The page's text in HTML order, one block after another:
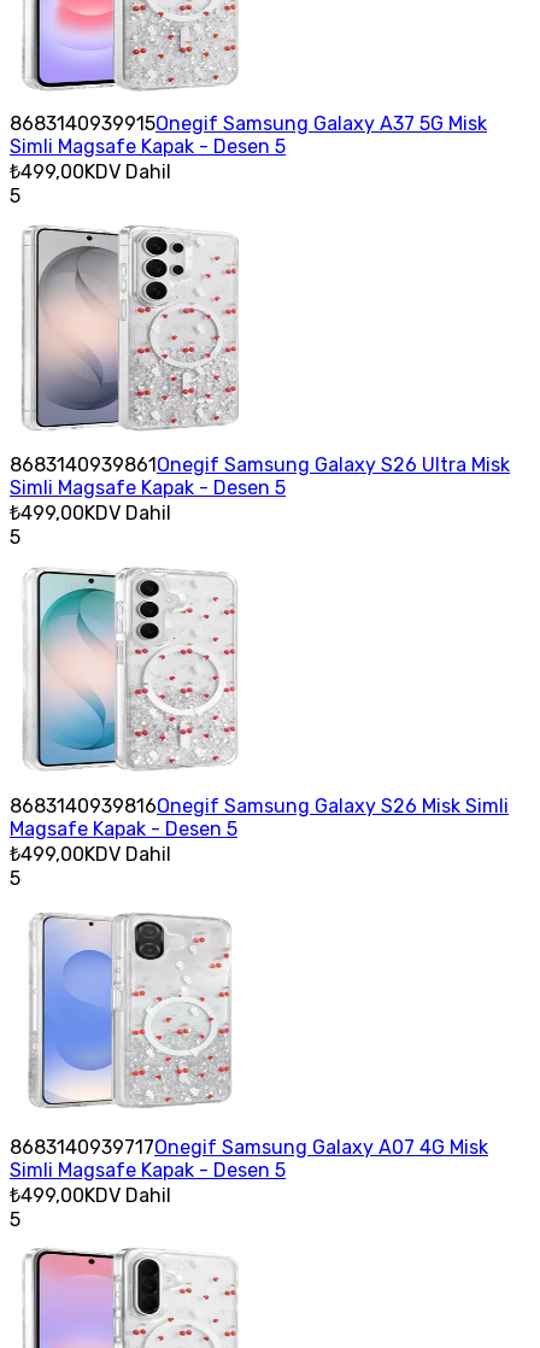
8683140939915Onegif Samsung Galaxy A37 5G Misk
Simli Magsafe Kapak - Desen 5
₺499,00KDV Dahil
5
8683140939861Onegif Samsung Galaxy S26 Ultra Misk
Simli Magsafe Kapak - Desen 5
₺499,00KDV Dahil
5
8683140939816Onegif Samsung Galaxy S26 Misk Simli
Magsafe Kapak - Desen 5
₺499,00KDV Dahil
5
8683140939717Onegif Samsung Galaxy A07 4G Misk
Simli Magsafe Kapak - Desen 5
₺499,00KDV Dahil
5